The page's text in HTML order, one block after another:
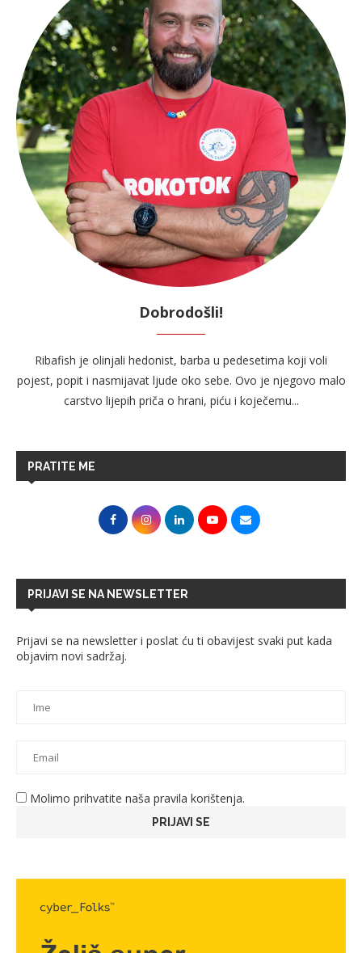
Dobrodošli!
Ribafish je olinjali hedonist, barba u pedesetima koji voli
pojest, popit i nasmijavat ljude oko sebe. Ovo je njegovo malo
carstvo lijepih priča o hrani, piću i koječemu...
PRATITE ME
PRIJAVI SE NA NEWSLETTER
Prijavi se na newsletter i poslat ću ti obavijest svaki put kada
objavim novi sadržaj.
Molimo prihvatite naša pravila korištenja.